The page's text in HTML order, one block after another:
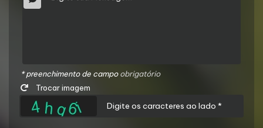
* preenchimento de campoobrigatório
Trocar imagem